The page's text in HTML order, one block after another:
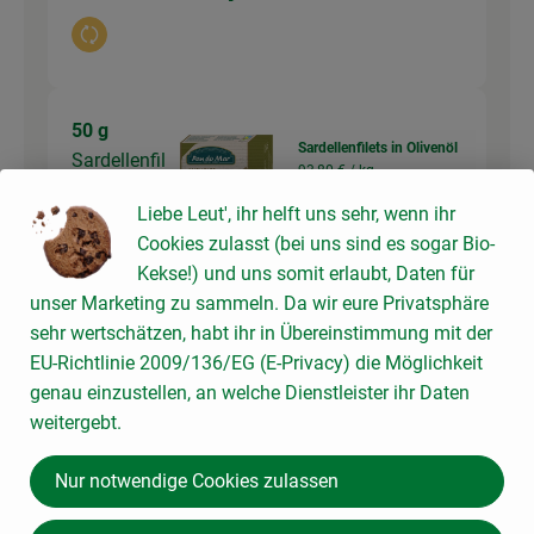
Auswahl ändern
50 g
Sardellenfil
Auswahl ändern
Sardellenfilets in Olivenöl
93,80 € /kg
Artikelanzahl
4,69 €
Du hast sicher:
Liebe Leut', ihr helft uns sehr, wenn ihr
Cookies zulasst (bei uns sind es sogar Bio-
Kekse!) und uns somit erlaubt, Daten für
unser Marketing zu sammeln. Da wir eure Privatsphäre
sehr wertschätzen, habt ihr in Übereinstimmung mit der
EU-Richtlinie 2009/136/EG (E-Privacy) die Möglichkeit
genau einzustellen, an welche Dienstleister ihr Daten
weitergebt.
Nur notwendige Cookies zulassen